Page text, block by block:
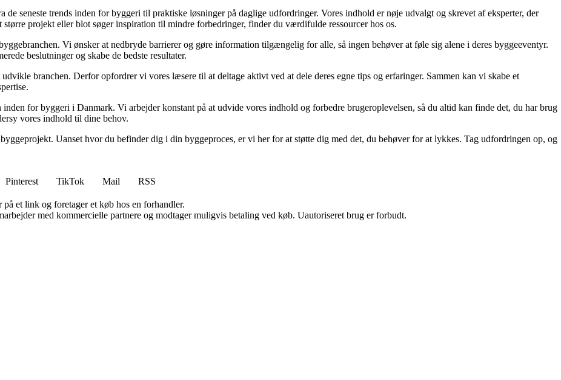
seneste trends inden for byggeri til praktiske løsninger på daglige udfordringer. Vores indhold er nøje udvalgt og skrevet af eksperter, der
projekt eller blot søger inspiration til mindre forbedringer, finder du værdifulde ressourcer hos os.
Vi ønsker at nedbryde barrierer og gøre information tilgængelig for alle, så ingen behøver at føle sig alene i deres byggeeventyr.
beslutninger og skabe de bedste resultater.
branchen. Derfor opfordrer vi vores læsere til at deltage aktivt ved at dele deres egne tips og erfaringer. Sammen kan vi skabe et
for byggeri i Danmark. Vi arbejder konstant på at udvide vores indhold og forbedre brugeroplevelsen, så du altid kan finde det, du har brug
vores indhold til dine behov.
Uanset hvor du befinder dig i din byggeproces, er vi her for at støtte dig med det, du behøver for at lykkes. Tag udfordringen op, og
Pinterest TikTok Mail
RSS
et link og foretager et køb hos en forhandler.
med kommercielle partnere og modtager muligvis betaling ved køb. Uautoriseret brug er forbudt.